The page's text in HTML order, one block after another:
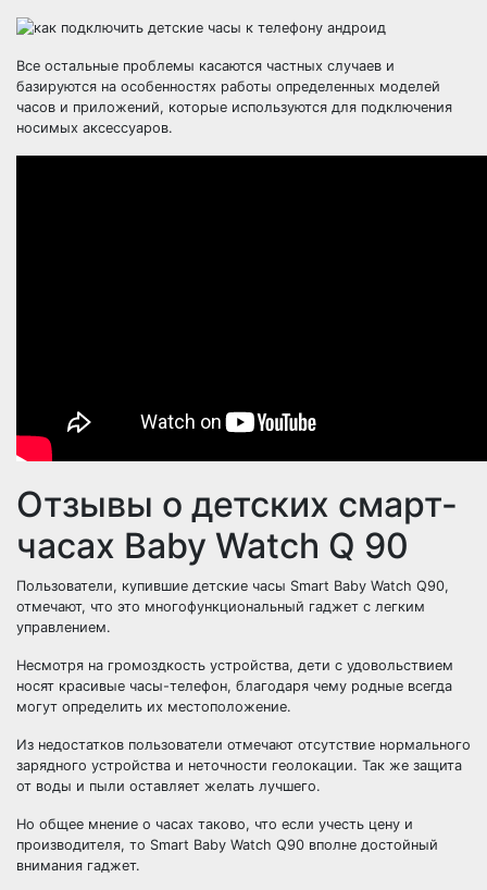
Все остальные проблемы касаются частных случаев и
базируются на особенностях работы определенных моделей
часов и приложений, которые используются для подключения
носимых аксессуаров.
Отзывы о детских смарт-
часах Baby Watch Q 90
Пользователи, купившие детские часы Smart Baby Watch Q90,
отмечают, что это многофункциональный гаджет с легким
управлением.
Несмотря на громоздкость устройства, дети с удовольствием
носят красивые часы-телефон, благодаря чему родные всегда
могут определить их местоположение.
Из недостатков пользователи отмечают отсутствие нормального
зарядного устройства и неточности геолокации. Так же защита
от воды и пыли оставляет желать лучшего.
Но общее мнение о часах таково, что если учесть цену и
производителя, то Smart Baby Watch Q90 вполне достойный
внимания гаджет.